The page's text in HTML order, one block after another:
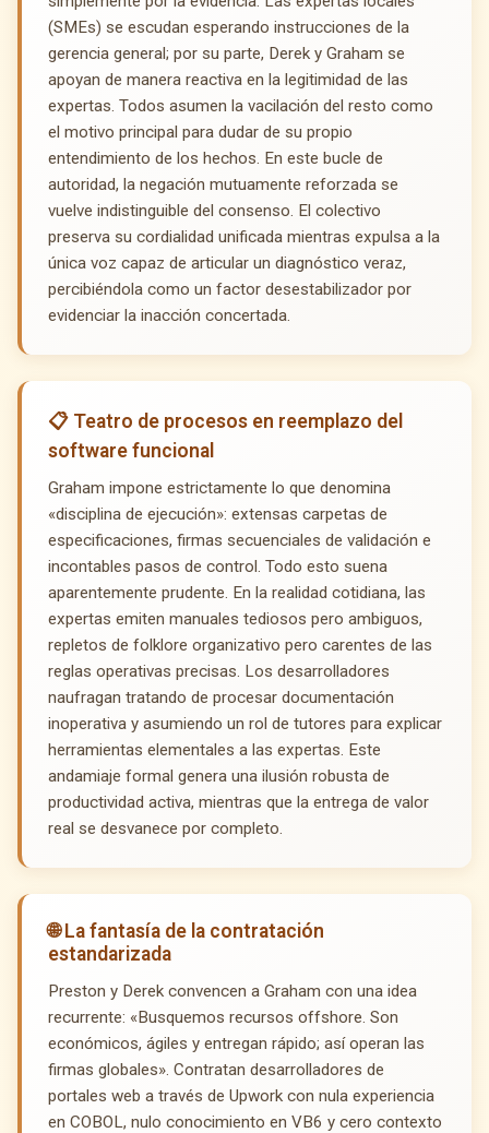
(SMEs) se escudan esperando instrucciones de la
gerencia general; por su parte, Derek y Graham se
apoyan de manera reactiva en la legitimidad de las
expertas. Todos asumen la vacilación del resto como
el motivo principal para dudar de su propio
entendimiento de los hechos. En este bucle de
autoridad, la negación mutuamente reforzada se
vuelve indistinguible del consenso. El colectivo
preserva su cordialidad unificada mientras expulsa a la
única voz capaz de articular un diagnóstico veraz,
percibiéndola como un factor desestabilizador por
evidenciar la inacción concertada.
📋 Teatro de procesos en reemplazo del
software funcional
Graham impone estrictamente lo que denomina
«disciplina de ejecución»: extensas carpetas de
especificaciones, firmas secuenciales de validación e
incontables pasos de control. Todo esto suena
aparentemente prudente. En la realidad cotidiana, las
expertas emiten manuales tediosos pero ambiguos,
repletos de folklore organizativo pero carentes de las
reglas operativas precisas. Los desarrolladores
naufragan tratando de procesar documentación
inoperativa y asumiendo un rol de tutores para explicar
herramientas elementales a las expertas. Este
andamiaje formal genera una ilusión robusta de
productividad activa, mientras que la entrega de valor
real se desvanece por completo.
🌐 La fantasía de la contratación
estandarizada
Preston y Derek convencen a Graham con una idea
recurrente: «Busquemos recursos offshore. Son
económicos, ágiles y entregan rápido; así operan las
firmas globales». Contratan desarrolladores de
portales web a través de Upwork con nula experiencia
en COBOL, nulo conocimiento en VB6 y cero contexto